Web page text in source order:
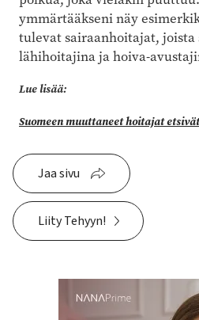
ymmärtääkseni näy
tulevat sairaanhoitajat, joista
lähihoitajina ja hoiva-
Lue lisää:
Suomeen muuttaneet hoitajat
Jaa sivu
Liity Tehyyn!